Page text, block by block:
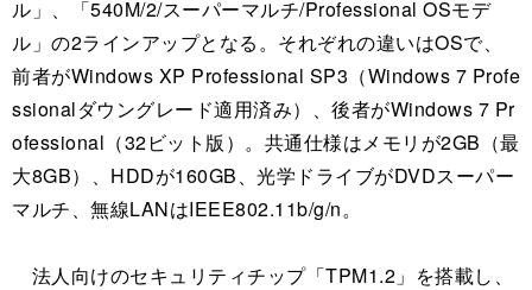
ル」、「540M/2/スーパーマルチ/Professional OSモデ
ル」の2ラインアップとなる。それぞれの違いはOSで、
前者がWindows XP Professional SP3（Windows 7 Profe
ssionalダウングレード適用済み）、後者がWindows 7 Pr
ofessional（32ビット版）。共通仕様はメモリが2GB（最
大8GB）、HDDが160GB、光学ドライブがDVDスーパー
マルチ、無線LANはIEEE802.11b/g/n。
法人向けのセキュリティチップ「TPM1.2」を搭載し、